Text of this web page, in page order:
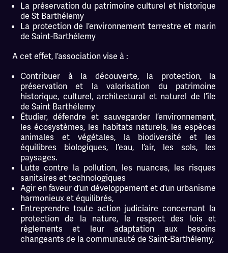
La préservation du patrimoine culturel et historique
de St Barthélemy
La protection de l’environnement terrestre et marin
de Saint-Barthélemy
A cet effet, l’association vise à :
Contribuer à la découverte, la protection, la
préservation et la valorisation du patrimoine
historique, culturel, architectural et naturel de l’île
de Saint Barthélemy
Étudier, défendre et sauvegarder l’environnement,
les écosystèmes, les habitats naturels, les espèces
animales et végétales, la biodiversité et les
équilibres biologiques, l’eau, l’air, les sols, les
paysages.
Lutte contre la pollution, les nuances, les risques
sanitaires et technologiques
Agir en faveur d’un développement et d’un urbanisme
harmonieux et équilibrés,
Entreprendre toute action judiciaire concernant la
protection de la nature, le respect des lois et
règlements et leur adaptation aux besoins
changeants de la communauté de Saint-Barthélemy,